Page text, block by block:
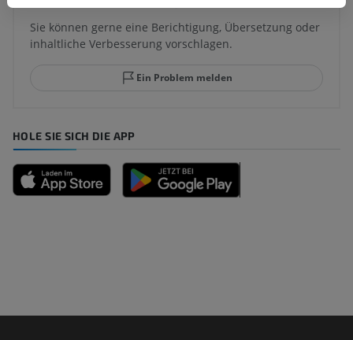
Sie können gerne eine Berichtigung, Übersetzung oder
inhaltliche Verbesserung vorschlagen.
Ein Problem melden
HOLE SIE SICH DIE APP